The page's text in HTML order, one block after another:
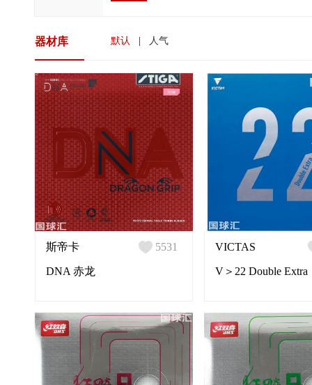
器材库 默认 人气
斯帝卡
DNA 赤龙
5531 VICTAS
V＞22 Double Extra